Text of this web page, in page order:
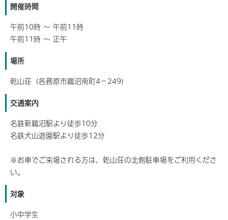
開催時間
午前10時 ～ 午前11時
午前11時 ～ 正午
場所
乾山荘（各務原市鵜沼南町4－249）
交通案内
名鉄新鵜沼駅より徒歩10分
名鉄犬山遊園駅より徒歩12分
※お車でご来場される方は、乾山荘の北側駐車場をご利用くださ
い。
対象
小中学生